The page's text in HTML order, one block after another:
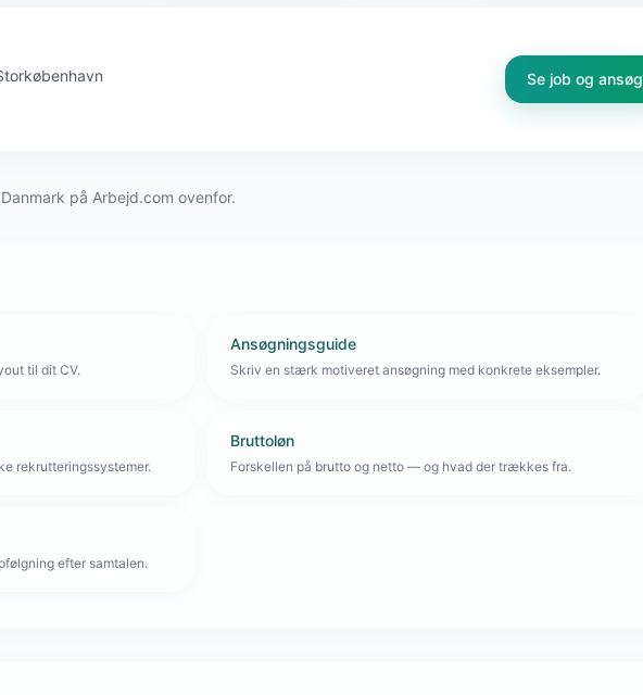
Se job og ansøg
på Arbejd.com ovenfor.
til dit CV.
Ansøgningsguide
Skriv en stærk motiveret ansøgning med konkrete eksempler.
rekrutteringssystemer.
Bruttoløn
Forskellen på brutto og netto — og hvad der trækkes fra.
efter samtalen.